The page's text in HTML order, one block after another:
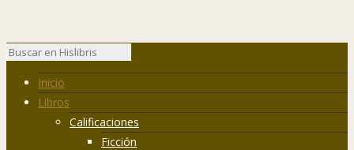
Inicio
Libros
Calificaciones
Ficción